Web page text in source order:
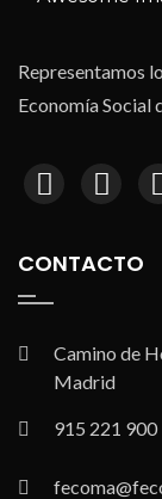
Representamos
Economía Social
CONTACTO
Camino de
Madrid
915 221 900